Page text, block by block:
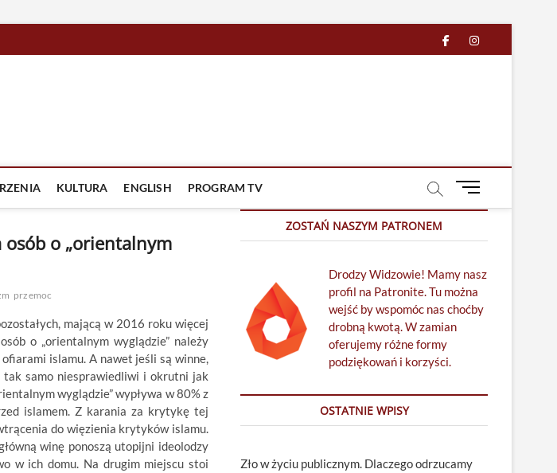
facebook
in
KULTURA ENGLISH PROGRAM TV
M
u
u
t
t
osób o „orientalnym
przemoc
mającą w 2016 roku więcej
o „orientalnym wyglądzie” należy
islamu. A nawet jeśli są winne,
tak samo niesprawiedliwi i okrutni jak
wyglądzie” wypływa w 80% z
islamem. Z karania za krytykę tej
do więzienia krytyków islamu.
winę ponoszą utopijni ideolodzy
w ich domu. Na drugim miejscu stoi
ZOSTAŃ NASZYM PATRONEM
Drodzy Widzowie! Mamy nasz
profil na Patronite. Tu można
wejść by wspomóc nas choćby
drobną kwotą. W zamian
oferujemy różne formy
podziękowań i korzyści.
OSTATNIE WPISY
Zło w życiu publicznym. Dlaczego odrzucamy